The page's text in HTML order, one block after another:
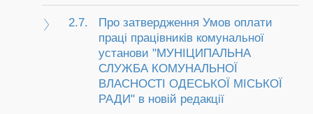
2.7.
Про затвердження Умов оплати
праці працівників комунальної
установи "МУНІЦИПАЛЬНА
СЛУЖБА КОМУНАЛЬНОЇ
ВЛАСНОСТІ ОДЕСЬКОЇ МІСЬКОЇ
РАДИ" в новій редакції